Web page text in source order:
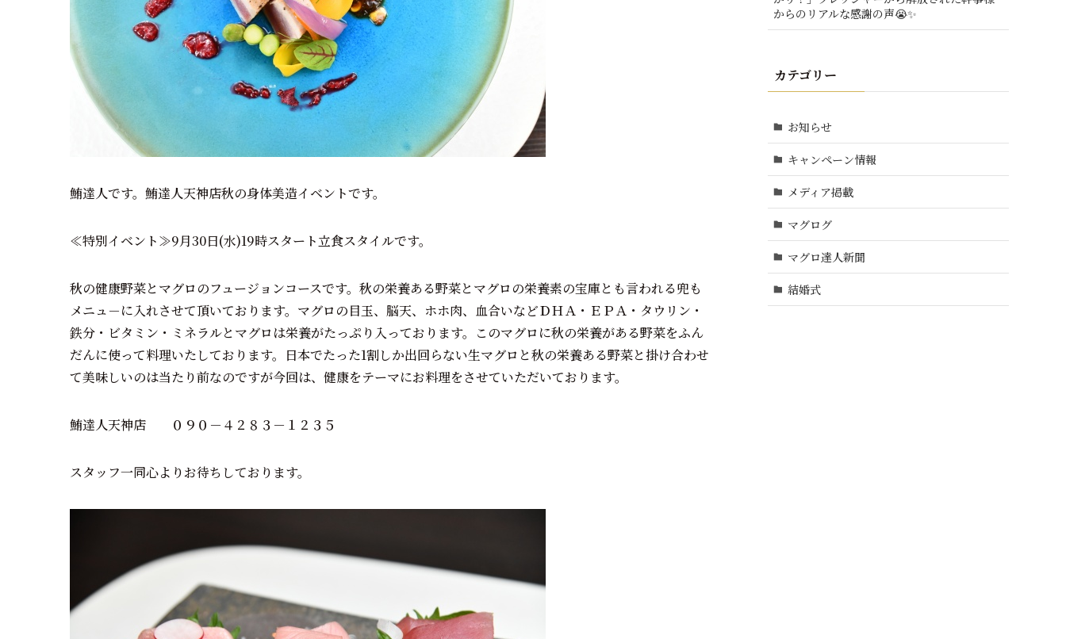
鮪達人です。鮪達人天神店秋の身体美造イベントです。
≪特別イベント≫9月30日(水)19時スタート立食スタイルです。
秋の健康野菜とマグロのフュージョンコースです。秋の栄養ある野菜とマグロの栄養素の宝庫とも言われる兜も
メニュ－に入れさせて頂いております。マグロの目玉、脳天、ホホ肉、血合いなどＤＨＡ・ＥＰＡ・タウリン・
鉄分・ビタミン・ミネラルとマグロは栄養がたっぷり入っております。このマグロに秋の栄養がある野菜をふん
だんに使って料理いたしております。日本でたった1割しか出回らない生マグロと秋の栄養ある野菜と掛け合わせ
て美味しいのは当たり前なのですが今回は、健康をテーマにお料理をさせていただいております。
鮪達人天神店 ０９０－４２８３－１２３５
スタッフ一同心よりお待ちしております。
からのリアルな感謝の声😭✨
カテゴリー
お知らせ
キャンペーン情報
メディア掲載
マグログ
マグロ達人新聞
結婚式